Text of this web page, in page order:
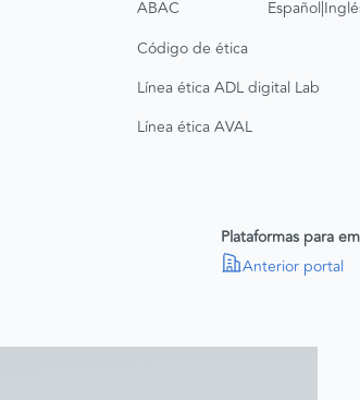
ABAC
Español|
Código de ética
Línea ética ADL digital Lab
Línea ética AVAL
Plataformas para
Anterior portal